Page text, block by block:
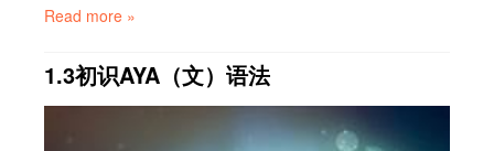
Read more »
1.3初识AYA（文）语法